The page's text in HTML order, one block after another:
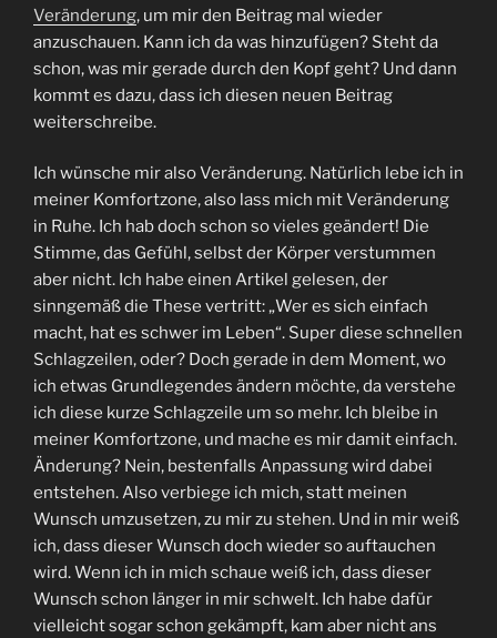
Veränderung, um mir den Beitrag mal wieder
anzuschauen. Kann ich da was hinzufügen? Steht da
schon, was mir gerade durch den Kopf geht? Und dann
kommt es dazu, dass ich diesen neuen Beitrag
weiterschreibe.
Ich wünsche mir also Veränderung. Natürlich lebe ich in
meiner Komfortzone, also lass mich mit Veränderung
in Ruhe. Ich hab doch schon so vieles geändert! Die
Stimme, das Gefühl, selbst der Körper verstummen
aber nicht. Ich habe einen Artikel gelesen, der
sinngemäß die These vertritt: „Wer es sich einfach
macht, hat es schwer im Leben“. Super diese schnellen
Schlagzeilen, oder? Doch gerade in dem Moment, wo
ich etwas Grundlegendes ändern möchte, da verstehe
ich diese kurze Schlagzeile um so mehr. Ich bleibe in
meiner Komfortzone, und mache es mir damit einfach.
Änderung? Nein, bestenfalls Anpassung wird dabei
entstehen. Also verbiege ich mich, statt meinen
Wunsch umzusetzen, zu mir zu stehen. Und in mir weiß
ich, dass dieser Wunsch doch wieder so auftauchen
wird. Wenn ich in mich schaue weiß ich, dass dieser
Wunsch schon länger in mir schwelt. Ich habe dafür
vielleicht sogar schon gekämpft, kam aber nicht ans